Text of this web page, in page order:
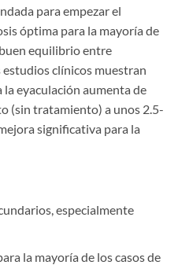
para empezar el
óptima para la mayoría de
equilibrio entre
clínicos muestran
eyaculación aumenta de
(sin tratamiento) a unos 2.5-
significativa para la
especialmente
la mayoría de los casos de